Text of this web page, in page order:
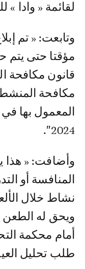
لقائمة « وادا »
وتابعت: « تم
مؤقتا حتى يتم
قانون مكافحة
مكافحة
المعمول بها في
2024″.
وأضافت: « هذا
المنافسة أو
ويحق له
أمام محكمة
طلب تحليل